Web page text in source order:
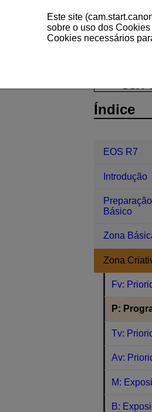
Índice
EOS R7
Introdução
Básico
Zona
Zona
Fv:
P:
Tv:
Av:
M:
B:
Este site
sobre o uso dos Cookies
Cookies necessários